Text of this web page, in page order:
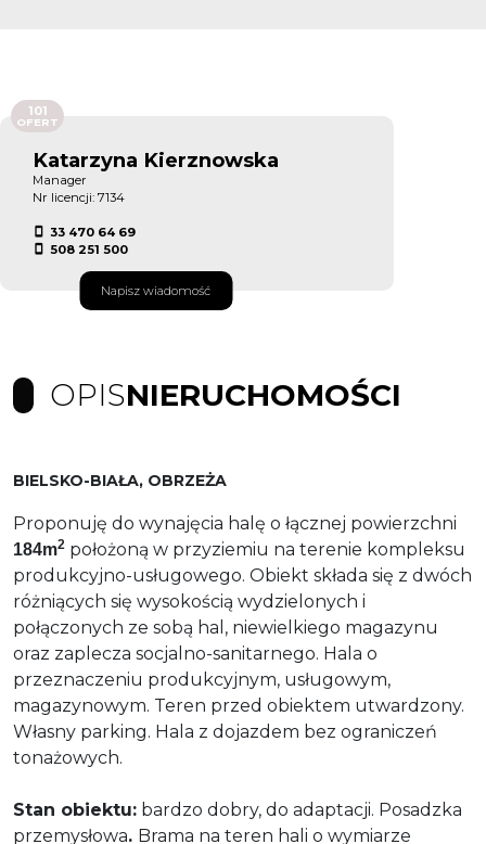
Katarzyna Kierznowska
Manager
Nr licencji: 7134
33 470 64 69
508 251 500
Napisz wiadomość
101
OFERT
OPISNIERUCHOMOŚCI
BIELSKO-BIAŁA, OBRZEŻA
Proponuję do wynajęcia halę o łącznej powierzchni
184m2 położoną w przyziemiu na terenie kompleksu
produkcyjno-usługowego. Obiekt składa się z dwóch
różniących się wysokością wydzielonych i
połączonych ze sobą hal, niewielkiego magazynu
oraz zaplecza socjalno-sanitarnego. Hala o
przeznaczeniu produkcyjnym, usługowym,
magazynowym. Teren przed obiektem utwardzony.
Własny parking. Hala z dojazdem bez ograniczeń
tonażowych.
Stan obiektu: bardzo dobry, do adaptacji. Posadzka
przemysłowa. Brama na teren hali o wymiarze